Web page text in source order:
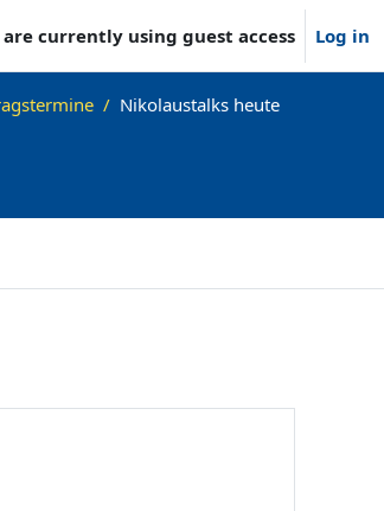
are currently using guest access Log in
Nikolaustalks heute